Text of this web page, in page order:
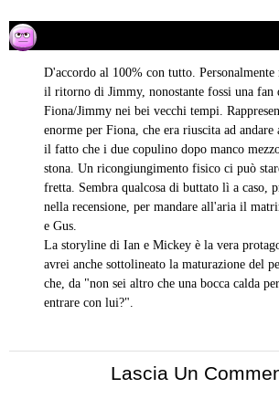
detto:
D'accordo al 100% con tutto.
il ritorno di Jimmy, nonostante fossi una fan
Fiona/Jimmy nei bei vecchi tempi.
enorme per Fiona, che era riuscita ad
il fatto che i due copulino dopo manco
stona. Un ricongiungimento fisico ci può
fretta. Sembra qualcosa di buttato lì a caso,
nella recensione, per mandare all'aria il
e Gus.
La storyline di Ian e Mickey è la vera
avrei anche sottolineato la maturazione del
che, da "non sei altro che una bocca calda
entrare con lui?".
Lascia Un